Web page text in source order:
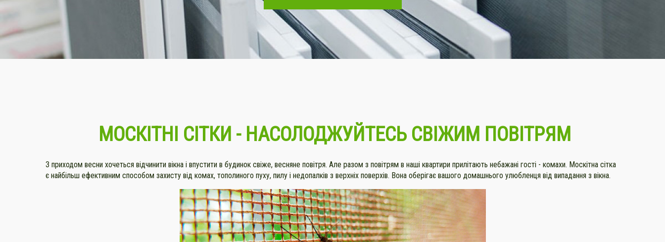
МОСКІТНІ СІТКИ - НАСОЛОДЖУЙТЕСЬ СВІЖИМ ПОВІТРЯМ
З приходом весни хочеться відчинити вікна і впустити в будинок свіже, весняне повітря. Але разом з повітрям в наші квартири прилітають небажані гості - комахи. Москітна сітка
є найбільш ефективним способом захисту від комах, тополиного пуху, пилу і недопалків з верхніх поверхів. Вона оберігає вашого домашнього улюбленця від випадання з вікна.